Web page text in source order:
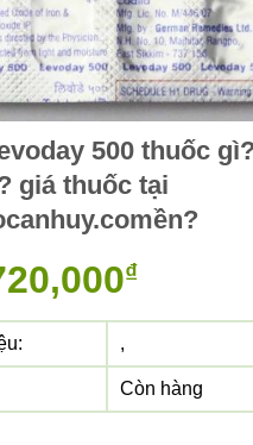
500 thuốc
giá thuốc tại
₫
,
Còn hàng